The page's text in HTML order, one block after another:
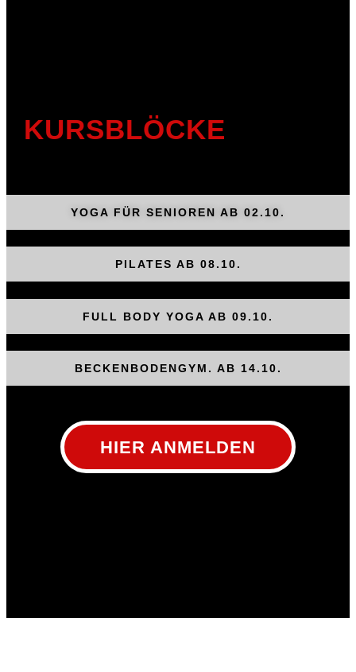
KURSBLÖCKE
YOGA FÜR SENIOREN AB 02.10.
PILATES AB 08.10.
FULL BODY YOGA AB 09.10.
BECKENBODENGYM. AB 14.10.
HIER ANMELDEN